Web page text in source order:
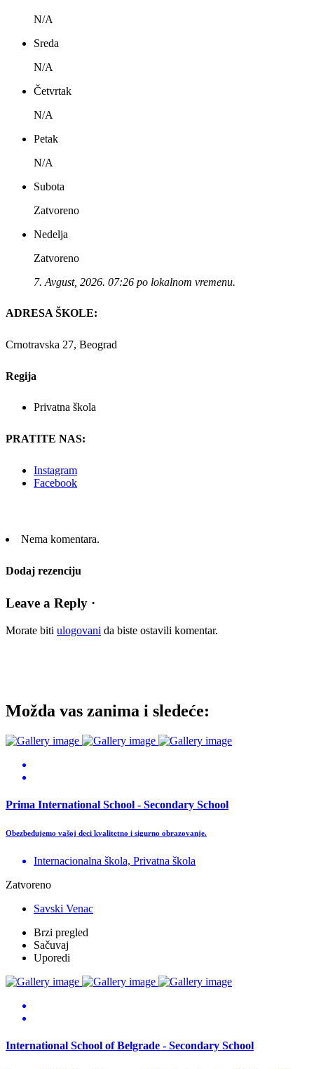
N/A
Sreda
N/A
Četvrtak
N/A
Petak
N/A
Subota
Zatvoreno
Nedelja
Zatvoreno
7. Avgust, 2026. 07:26 po lokalnom vremenu.
ADRESA ŠKOLE:
Crnotravska 27, Beograd
Regija
Privatna škola
PRATITE NAS:
Instagram
Facebook
Nema komentara.
Dodaj rezenciju
Leave a Reply ·
Morate biti ulogovani da biste ostavili komentar.
Možda vas zanima i sledeće:
Prima International School - Secondary School
Obezbeđujemo vašoj deci kvalitetno i sigurno obrazovanje.
Internacionalna škola, Privatna škola
Zatvoreno
Savski Venac
Brzi pregled
Sačuvaj
Uporedi
International School of Belgrade - Secondary School